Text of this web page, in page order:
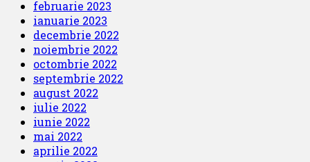
februarie 2023
ianuarie 2023
decembrie 2022
noiembrie 2022
octombrie 2022
septembrie 2022
august 2022
iulie 2022
iunie 2022
mai 2022
aprilie 2022